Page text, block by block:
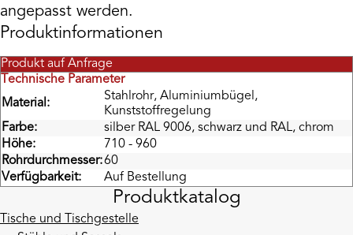
angepasst werden.
Produktinformationen
Technische Parameter
Produkt auf Anfrage
Material:
Stahlrohr, Aluminiumbügel,
Kunststoffregelung
Farbe:
silber RAL 9006, schwarz und RAL, chrom
Höhe:
710 - 960
Rohrdurchmesser:60
Verfügbarkeit:
Auf Bestellung
Produktkatalog
Tische und Tischgestelle